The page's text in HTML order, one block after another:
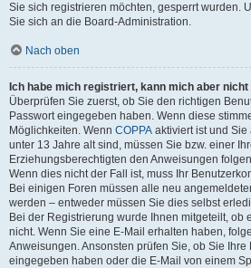
Sie sich registrieren möchten, gesperrt wurden.
Sie sich an die Board-Administration.
Nach oben
Ich habe mich registriert, kann mich aber nicht
Überprüfen Sie zuerst, ob Sie den richtigen
Passwort eingegeben haben. Wenn diese
Möglichkeiten. Wenn COPPA aktiviert ist und
unter 13 Jahre alt sind, müssen Sie bzw. einer
Erziehungsberechtigten den Anweisungen
Wenn dies nicht der Fall ist, muss Ihr
Bei einigen Foren müssen alle neu
werden – entweder müssen Sie dies selbst
Bei der Registrierung wurde Ihnen mitgeteilt, ob
nicht. Wenn Sie eine E-Mail erhalten haben,
Anweisungen. Ansonsten prüfen Sie, ob Sie Ihre
eingegeben haben oder die E-Mail von einem